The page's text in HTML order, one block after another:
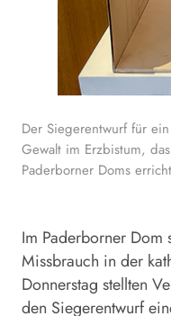
Der Siegerentwurf für
Gewalt im Erzbistum,
Paderborner Doms
Im Paderborner Dom
Missbrauch in der
Donnerstag stellten
den Siegerentwurf